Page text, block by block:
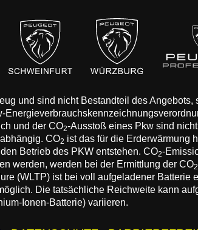
und sind nicht Bestandteil des
und der CO2-Ausstoß eines Pkw sind
CO2 ist das für die Erderwärmung
Betrieb des PKW entstehen. CO2-
werden, werden bei der Ermittlung der CO2
(WLTP) ist bei voll aufgeladener
Die tatsächliche Reichweite kann
Ionen-Batterie) variieren.